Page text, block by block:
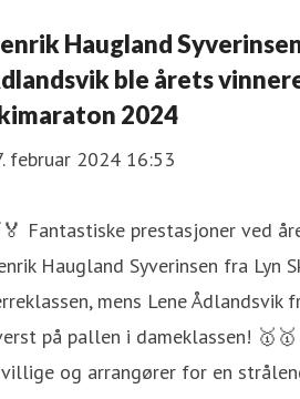
Haugland
ble årets
2024
februar 2024 16:53
Fantastiske prestasjoner ved
Haugland Syverinsen fra Lyn
mens Lene Ådlandsvik
på pallen i dameklassen!
og arrangører for en